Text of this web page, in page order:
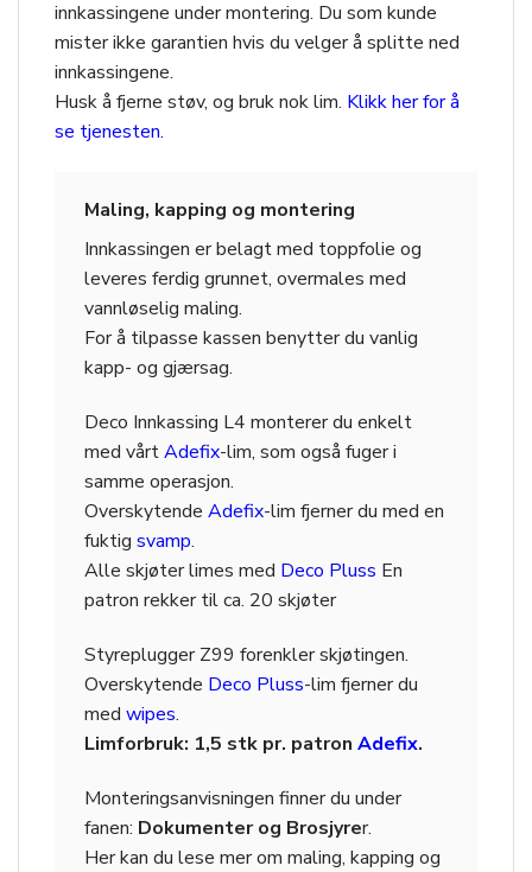
innkassingene under montering. Du som kunde
mister ikke garantien hvis du velger å splitte ned
innkassingene.
Husk å fjerne støv, og bruk nok lim. Klikk her for å
se tjenesten.
Maling, kapping og montering
Innkassingen er belagt med toppfolie og
leveres ferdig grunnet, overmales med
vannløselig maling.
For å tilpasse kassen benytter du vanlig
kapp- og gjærsag.
Deco Innkassing L4 monterer du enkelt
med vårtAdefix-lim, som også fuger i
samme operasjon.
Overskytende Adefix-lim fjerner du med en
fuktig svamp.
Alle skjøter limes med Deco Pluss En
patron rekker til ca. 20 skjøter
Styreplugger Z99 forenkler skjøtingen.
Overskytende Deco Pluss-lim fjerner du
med wipes.
Limforbruk: 1,5 stk pr. patron Adefix.
Monteringsanvisningen finner du under
fanen: Dokumenter og Brosjyrer.
Her kan du lese mer om maling, kapping og